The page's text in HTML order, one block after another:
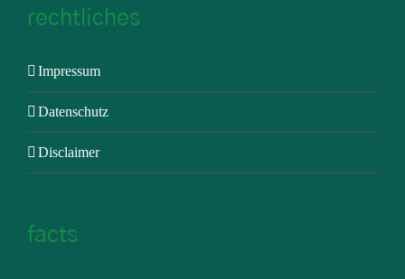
rechtliches
Impressum
Datenschutz
Disclaimer
facts